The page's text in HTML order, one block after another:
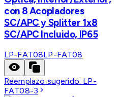
con 8 Acopladores
SC/APC y Splitter 1x8
SC/APC Incluido, IP65
LP-FAT08LP-FAT08
Reemplazo sugerido: LP-
FAT08-3